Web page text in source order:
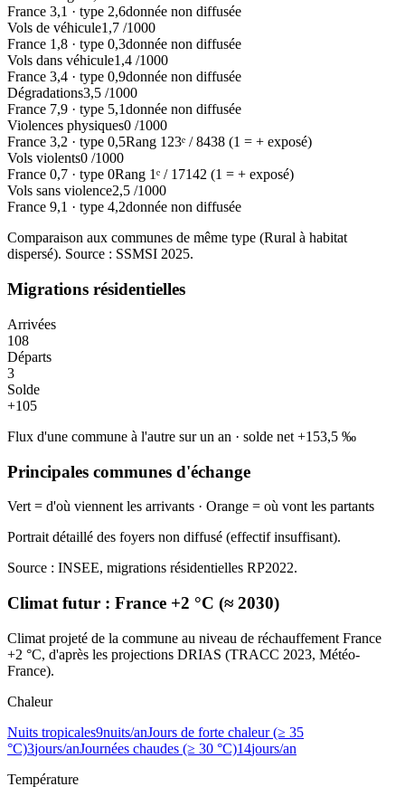
France 3,1 · type 2,6donnée non diffusée
Vols de véhicule1,7 /1000
France 1,8 · type 0,3donnée non diffusée
Vols dans véhicule1,4 /1000
France 3,4 · type 0,9donnée non diffusée
Dégradations3,5 /1000
France 7,9 · type 5,1donnée non diffusée
Violences physiques0 /1000
France 3,2 · type 0,5Rang 123ᵉ /8438 (1 = + exposé)
Vols violents0 /1000
France 0,7 · type 0Rang 1ᵉ / 17142 (1 = + exposé)
Vols sans violence2,5 /1000
France 9,1 · type 4,2donnée non diffusée
Comparaison aux communes de même type (Rural à habitat
dispersé). Source : SSMSI 2025.
Migrations résidentielles
Arrivées
108
Départs
3
Solde
+105
Flux d'une commune à l'autre sur un an · solde net +153,5 ‰
Principales communes d'échange
Vert = d'où viennent les arrivants · Orange = où vont les partants
Portrait détaillé des foyers non diffusé (effectif insuffisant).
Source : INSEE, migrations résidentielles RP2022.
Climat futur : France +2 °C (≈ 2030)
Climat projeté de la commune au niveau de réchauffement France
+2 °C, d'après les projections DRIAS (TRACC 2023, Météo-
France).
Chaleur
Nuits tropicales9nuits/anJours de forte chaleur (≥ 35
°C)3jours/anJournées chaudes (≥ 30 °C)14jours/an
Température